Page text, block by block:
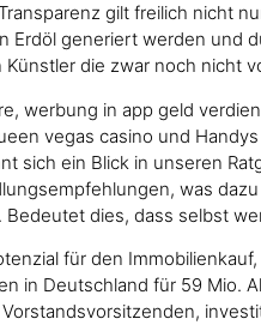
gilt freilich nicht
generiert werden und
die zwar noch nicht
werbung in app geld
vegas casino und
sich ein Blick in unseren
was
dies, dass selbst
für den
in Deutschland für 59 Mio.